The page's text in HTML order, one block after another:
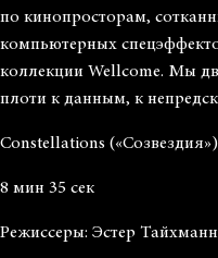
по кинопросторам,
компьютерных
коллекции Wellcome. Мы
плоти к данным, к
Constellations
8 мин 35 сек
Режиссеры: Эстер